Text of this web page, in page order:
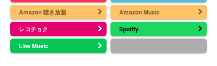
Amazon 聴き放題
Amazon Music
レコチョク
Spotify
Line Music